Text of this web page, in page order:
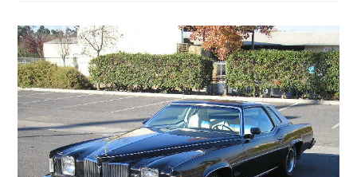
Un
Poids
Plume
Et
Des
Chevaux
En
Pagaille
!